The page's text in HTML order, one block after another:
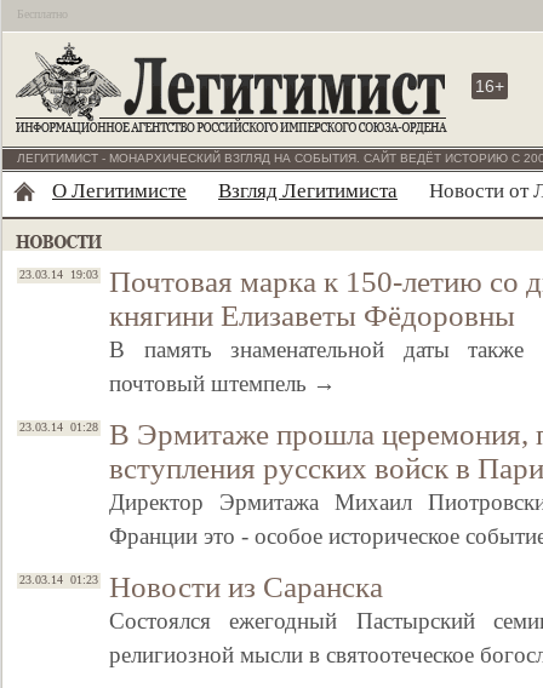
Бесплатно
16+
ЛЕГИТИМИСТ - МОНАРХИЧЕСКИЙ ВЗГЛЯД НА СОБЫТИЯ. САЙТ ВЕДЁТ ИСТОРИЮ С
О Легитимисте Взгляд Легитимиста Новости от
23.03.14 19:03
Почтовая марка к 150-летию со
княгини Елизаветы Фёдоровны
В память знаменательной даты также
почтовый штемпель →
23.03.14 01:28
В Эрмитаже прошла церемония,
вступления русских войск в
Директор Эрмитажа Михаил
Франции это - особое историческое
23.03.14 01:23 Новости из Саранска
Состоялся ежегодный Пастырский
религиозной мысли в святоотеческое